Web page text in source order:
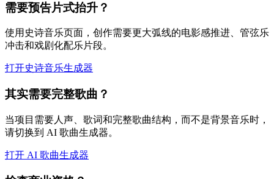
需要预告片式抬升？
使用史诗音乐页面，创作需要更大弧线的电影感推进、管弦乐
冲击和戏剧化配乐片段。
打开史诗音乐生成器
其实需要完整歌曲？
当项目需要人声、歌词和完整歌曲结构，而不是背景音乐时，
请切换到 AI 歌曲生成器。
打开 AI 歌曲生成器